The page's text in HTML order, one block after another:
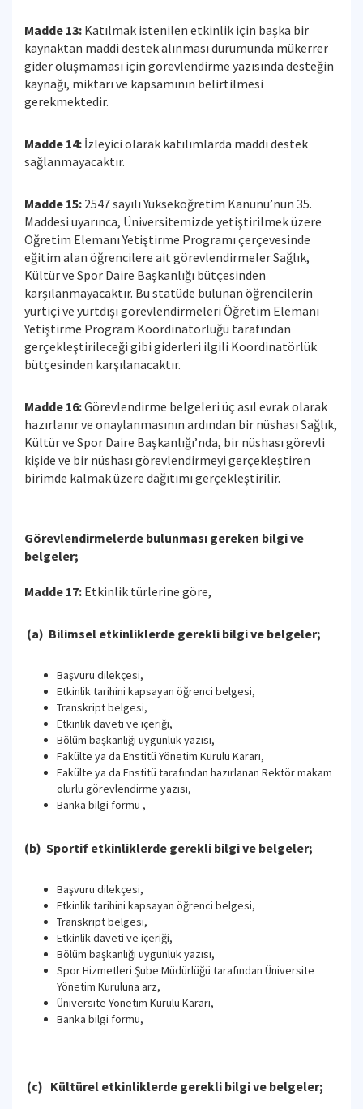
Madde 13: Katılmak istenilen etkinlik için başka bir
kaynaktan maddi destek alınması durumunda mükerrer
gider oluşmaması için görevlendirme yazısında desteğin
kaynağı, miktarı ve kapsamının belirtilmesi
gerekmektedir.
Madde 14: İzleyici olarak katılımlarda maddi destek
sağlanmayacaktır.
Madde 15: 2547 sayılı Yükseköğretim Kanunu’nun 35.
Maddesi uyarınca, Üniversitemizde yetiştirilmek üzere
Öğretim Elemanı Yetiştirme Programı çerçevesinde
eğitim alan öğrencilere ait görevlendirmeler Sağlık,
Kültür ve Spor Daire Başkanlığı bütçesinden
karşılanmayacaktır. Bu statüde bulunan öğrencilerin
yurtiçi ve yurtdışı görevlendirmeleri Öğretim Elemanı
Yetiştirme Program Koordinatörlüğü tarafından
gerçekleştirileceği gibi giderleri ilgili Koordinatörlük
bütçesinden karşılanacaktır.
Madde 16:Görevlendirme belgeleri üç asıl evrak olarak
hazırlanır ve onaylanmasının ardından bir nüshası Sağlık,
Kültür ve Spor Daire Başkanlığı’nda, bir nüshası görevli
kişide ve bir nüshası görevlendirmeyi gerçekleştiren
birimde kalmak üzere dağıtımı gerçekleştirilir.
Görevlendirmelerde bulunması gereken bilgi ve
belgeler;
Madde 17: Etkinlik türlerine göre,
(a) Bilimsel etkinliklerde gerekli bilgi ve belgeler;
Başvuru dilekçesi,
Etkinlik tarihini kapsayan öğrenci belgesi,
Transkript belgesi,
Etkinlik daveti ve içeriği,
Bölüm başkanlığı uygunluk yazısı,
Fakülte ya da Enstitü Yönetim Kurulu Kararı,
Fakülte ya da Enstitü tarafından hazırlanan Rektör makam
olurlu görevlendirme yazısı,
Banka bilgi formu ,
(b) Sportif etkinliklerde gerekli bilgi ve belgeler;
Başvuru dilekçesi,
Etkinlik tarihini kapsayan öğrenci belgesi,
Transkript belgesi,
Etkinlik daveti ve içeriği,
Bölüm başkanlığı uygunluk yazısı,
Spor Hizmetleri Şube Müdürlüğü tarafından Üniversite
Yönetim Kuruluna arz,
Üniversite Yönetim Kurulu Kararı,
Banka bilgi formu,
(c) Kültürel etkinliklerde gerekli bilgi ve belgeler;